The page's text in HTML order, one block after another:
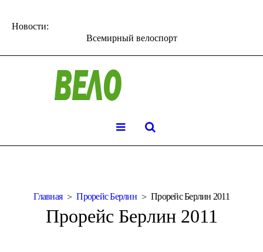
Новости:
Всемирный велоспорт
Главная Прорейс Берлин Прорейс Берлин 2011
Прорейс Берлин 2011